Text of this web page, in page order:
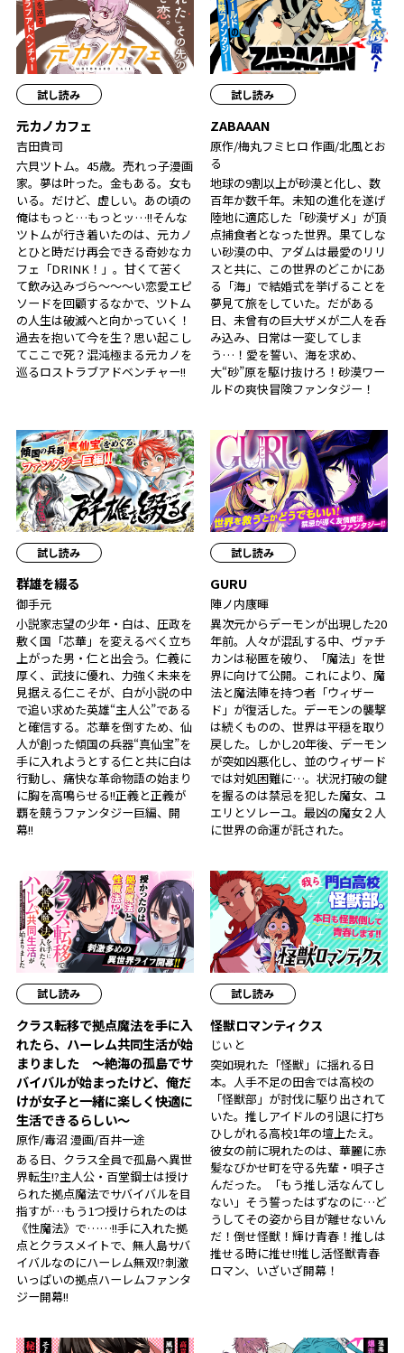
試し読み
元カノカフェ
吉田貴司
六貝ツトム。45歳。売れっ子漫画
家。夢は叶った。金もある。女も
いる。だけど、虚しい。あの頃の
俺はもっと…もっとッ…!!そんな
ツトムが行き着いたのは、元カノ
とひと時だけ再会できる奇妙なカ
フェ「DRINK！」。甘くて苦く
て飲み込みづら～～～い恋愛エピ
ソードを回顧するなかで、ツトム
の人生は破滅へと向かっていく！
過去を抱いて今を生？思い起こし
てここで死？混沌極まる元カノを
巡るロストラブアドベンチャー!!
試し読み
ZABAAAN
原作/梅丸フミヒロ 作画/北風とお
る
地球の9割以上が砂漠と化し、数
百年か数千年。未知の進化を遂げ
陸地に適応した「砂漠ザメ」が頂
点捕食者となった世界。果てしな
い砂漠の中、アダムは最愛のリリ
スと共に、この世界のどこかにあ
る「海」で結婚式を挙げることを
夢見て旅をしていた。だがある
日、未曾有の巨大ザメが二人を呑
み込み、日常は一変してしま
う…！愛を誓い、海を求め、
大“砂”原を駆け抜けろ！砂漠ワー
ルドの爽快冒険ファンタジー！
試し読み
群雄を綴る
御手元
小説家志望の少年・白は、圧政を
敷く国「芯華」を変えるべく立ち
上がった男・仁と出会う。仁義に
厚く、武技に優れ、力強く未来を
見据える仁こそが、白が小説の中
で追い求めた英雄――“主人公”である
と確信する。芯華を倒すため、仙
人が創った傾国の兵器“真仙宝”を
手に入れようとする仁と共に白は
行動し、痛快な革命物語の始まり
に胸を高鳴らせる――!!正義と正義が
覇を競うファンタジー巨編、開
幕!!
試し読み
GURU
陣ノ内康暉
異次元からデーモンが出現した20
年前。人々が混乱する中、ヴァチ
カンは秘匿を破り、「魔法」を世
界に向けて公開。これにより、魔
法と魔法陣を持つ者「ウィザー
ド」が復活した。デーモンの襲撃
は続くものの、世界は平穏を取り
戻した。しかし20年後、デーモン
が突如凶悪化し、並のウィザード
では対処困難に…。状況打破の鍵
を握るのは禁忌を犯した魔女、ユ
エリとソレーユ。最凶の魔女２人
に世界の命運が託された――。
試し読み
クラス転移で拠点魔法を手に入
れたら、ハーレム共同生活が始
まりました ～絶海の孤島でサ
バイバルが始まったけど、俺だ
けが女子と一緒に楽しく快適に
生活できるらしい～
原作/毒沼 漫画/百井一途
ある日、クラス全員で孤島へ異世
界転生!?主人公・百堂鋼士は授け
られた拠点魔法でサバイバルを目
指すが…もう1つ授けられたのは
《性魔法》で……!!手に入れた拠
点とクラスメイトで、無人島サバ
イバルなのにハーレム無双!?刺激
いっぱいの拠点ハーレムファンタ
ジー開幕!!
試し読み
怪獣ロマンティクス
じぃと
突如現れた「怪獣」に揺れる日
本。人手不足の田舎では高校の
「怪獣部」が討伐に駆り出されて
いた。推しアイドルの引退に打ち
ひしがれる高校1年の壇上たえ。
彼女の前に現れたのは、華麗に赤
髪なびかせ町を守る先輩・唄子さ
んだった。「もう推し活なんてし
ない」そう誓ったはずなのに…ど
うしてその姿から目が離せないん
だ！倒せ怪獣！輝け青春！推しは
推せる時に推せ!!推し活怪獣青春
ロマン、いざいざ開幕！